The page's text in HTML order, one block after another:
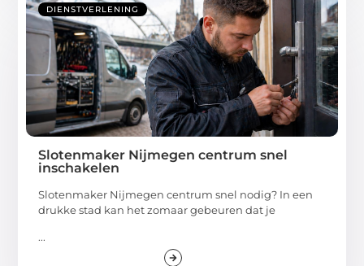
DIENSTVERLENING
Slotenmaker Nijmegen centrum snel
inschakelen
Slotenmaker Nijmegen centrum snel nodig? In een
drukke stad kan het zomaar gebeuren dat je
...